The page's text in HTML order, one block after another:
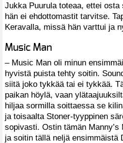
Jukka Puurula toteaa, ettei
hän ei ehdottomastit tarvitse.
Keravalla, missä hän varttui ja
Music Man
– Music Man oli minun
hyvistä puista tehty soitin.
siitä joko tykkää tai ei tykkää.
paikan höylä, vaan
hiljaa sormilla soittaessa se
ja toisaalta Stoner-tyyppinen
sopivasti. Ostin tämän
ja soitin tällä neljä ensimmäistä